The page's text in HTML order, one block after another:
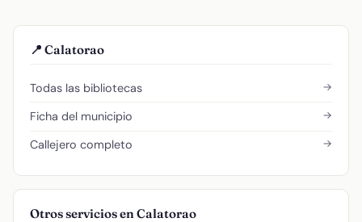
📍 Calatorao
Todas las bibliotecas →
Ficha del municipio →
Callejero completo →
Otros servicios en Calatorao